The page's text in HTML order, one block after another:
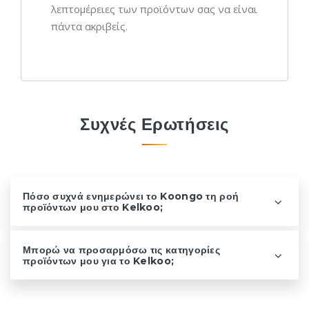
λεπτομέρειες των προϊόντων σας να είναι
πάντα ακριβείς.
Συχνές Ερωτήσεις
Πόσο συχνά ενημερώνει το Koongo τη ροή
προϊόντων μου στο Kelkoo;
Μπορώ να προσαρμόσω τις κατηγορίες
προϊόντων μου για το Kelkoo;